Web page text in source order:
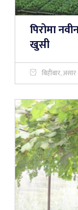
पिरोमा
खुसी
बिहीबार,